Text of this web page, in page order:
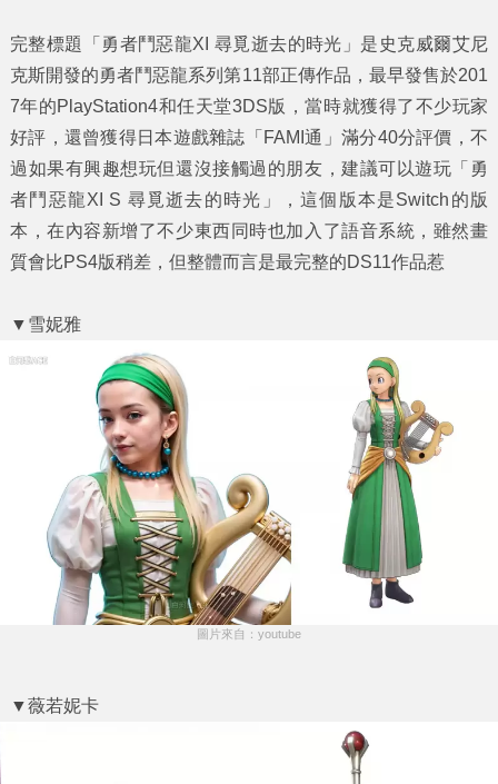
完整標題「勇者鬥惡龍XI 尋覓逝去的時光」是史克威爾艾尼
克斯開發的勇者鬥惡龍系列第11部正傳作品，最早發售於201
7年的PlayStation4和任天堂3DS版，當時就獲得了不少玩家
好評，還曾獲得日本遊戲雜誌「FAMI通」滿分40分評價，不
過如果有興趣想玩但還沒接觸過的朋友，建議可以遊玩「勇
者鬥惡龍XI S 尋覓逝去的時光」，這個版本是Switch的版
本，在內容新增了不少東西同時也加入了語音系統，雖然畫
質會比PS4版稍差，但整體而言是最完整的DS11作品惹
▼雪妮雅
圖片來自：youtube
▼薇若妮卡